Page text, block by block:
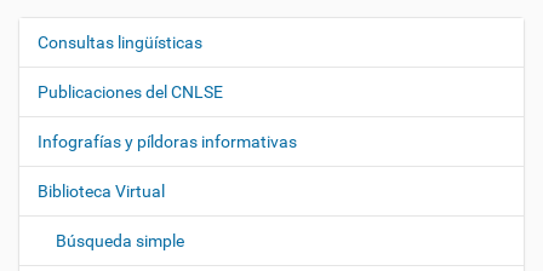
N
e
g
a
i
Consultas lingüísticas
Publicaciones del CNLSE
Infografías y píldoras informativas
Biblioteca Virtual
Búsqueda simple